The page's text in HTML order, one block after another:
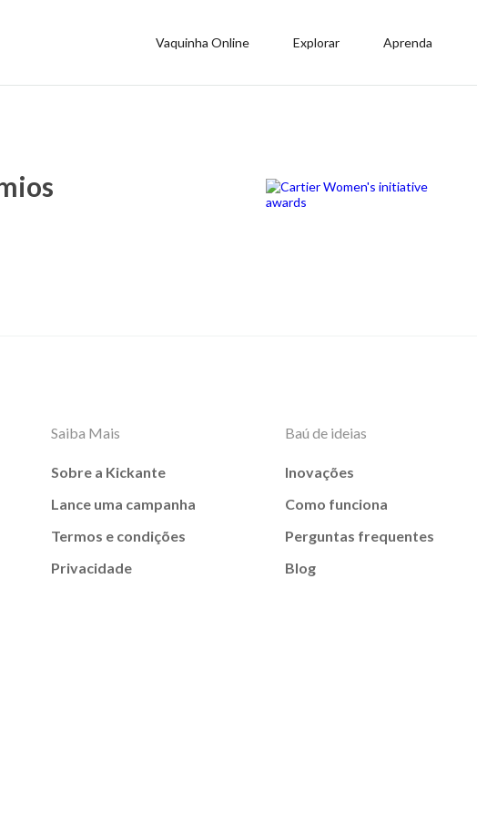
Vaquinha Online Explorar Aprenda
Saiba Mais
Sobre a Kickante
Lance uma campanha
Termos e condições
Privacidade
Baú de ideias
Inovações
Como funciona
Perguntas frequentes
Blog